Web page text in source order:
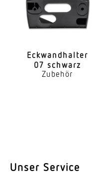
Eckwand­halter
07 schwarz
Zubehör
Unser Service